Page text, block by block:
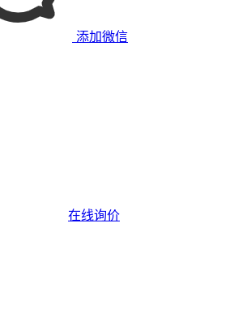
添加微信
在线询价